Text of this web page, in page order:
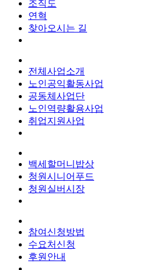
조직도
연혁
찾아오시는 길
전체사업소개
노인공익활동사업
공동체사업단
노인역량활용사업
취업지원사업
백세할머니밥상
청원시니어푸드
청원실버시장
참여신청방법
수요처신청
후원안내